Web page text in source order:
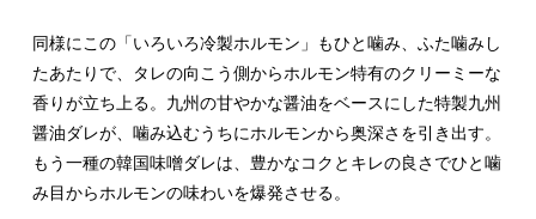
同様にこの「いろいろ冷製ホルモン」もひと噛み、ふた噛みし
たあたりで、タレの向こう側からホルモン特有のクリーミーな
香りが立ち上る。九州の甘やかな醤油をベースにした特製九州
醤油ダレが、噛み込むうちにホルモンから奥深さを引き出す。
もう一種の韓国味噌ダレは、豊かなコクとキレの良さでひと噛
み目からホルモンの味わいを爆発させる。